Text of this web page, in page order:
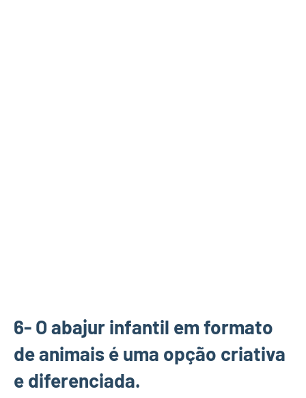
6- O abajur infantil em formato
de animais é uma opção criativa
e diferenciada.